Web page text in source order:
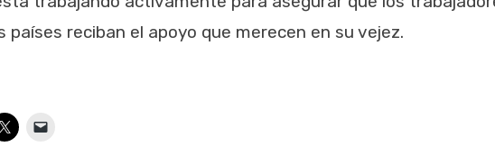
países reciban el apoyo que merecen en su vejez.